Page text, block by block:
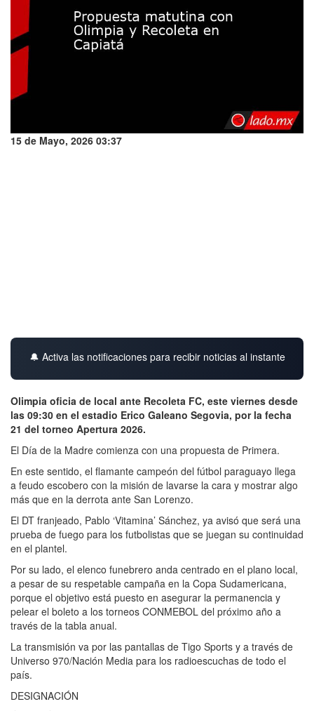
15 de Mayo, 2026 03:37
🔔 Activa las notificaciones para recibir noticias al instante
Olimpia oficia de local ante Recoleta FC, este viernes desde
las 09:30 en el estadio Erico Galeano Segovia, por la fecha
21 del torneo Apertura 2026.
El Día de la Madre comienza con una propuesta de Primera.
En este sentido, el flamante campeón del fútbol paraguayo llega
a feudo escobero con la misión de lavarse la cara y mostrar algo
más que en la derrota ante San Lorenzo.
El DT franjeado, Pablo ‘Vitamina’ Sánchez, ya avisó que será una
prueba de fuego para los futbolistas que se juegan su continuidad
en el plantel.
Por su lado, el elenco funebrero anda centrado en el plano local,
a pesar de su respetable campaña en la Copa Sudamericana,
porque el objetivo está puesto en asegurar la permanencia y
pelear el boleto a los torneos CONMEBOL del próximo año a
través de la tabla anual.
La transmisión va por las pantallas de Tigo Sports y a través de
Universo 970/Nación Media para los radioescuchas de todo el
país.
DESIGNACIÓN